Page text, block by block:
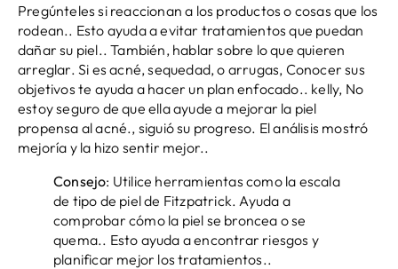
Pregúnteles si reaccionan a los productos o cosas que los
rodean.. Esto ayuda a evitar tratamientos que puedan
dañar su piel.. También, hablar sobre lo que quieren
arreglar. Si es acné, sequedad, o arrugas, Conocer sus
objetivos te ayuda a hacer un plan enfocado.. kelly, No
estoy seguro de que ella ayude a mejorar la piel
propensa al acné., siguió su progreso. El análisis mostró
mejoría y la hizo sentir mejor..
Consejo: Utilice herramientas como la escala
de tipo de piel de Fitzpatrick. Ayuda a
comprobar cómo la piel se broncea o se
quema.. Esto ayuda a encontrar riesgos y
planificar mejor los tratamientos..